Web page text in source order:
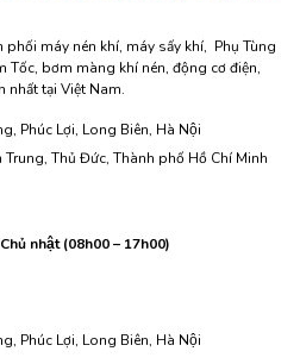
máy nén khí, máy sấy khí, Phụ Tùng
Tốc, bơm màng khí nén, động cơ điện,
nhất tại Việt Nam.
Phúc Lợi, Long Biên, Hà Nội
Thủ Đức, Thành phố Hồ Chí Minh
nhật (08h00 – 17h00)
Phúc Lợi, Long Biên, Hà Nội